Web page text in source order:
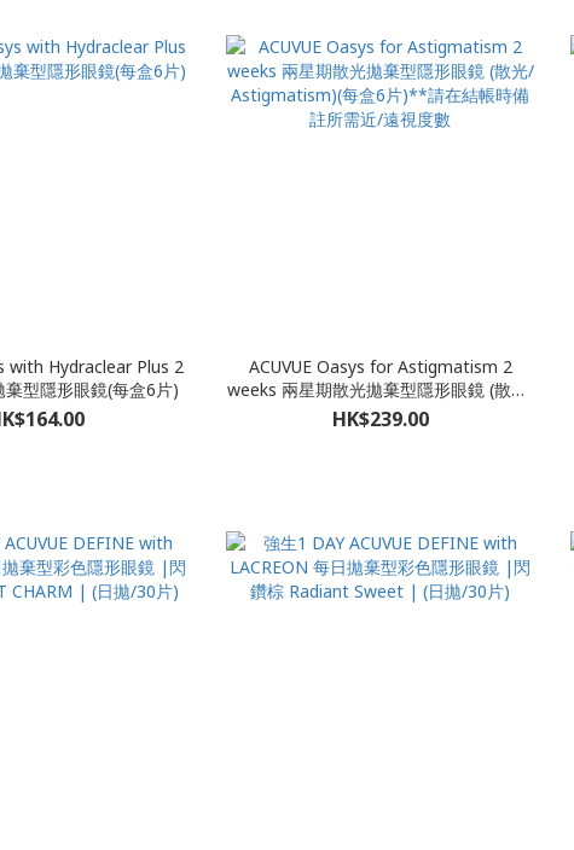
with Hydraclear Plus 2
型隱形眼鏡(每盒6片)
ACUVUE Oasys for Astigmatism 2
weeks 兩星期散光拋棄型隱形眼鏡 (散光/
Astigmatism)(每盒6片)**請在結帳時備
HK$239.00